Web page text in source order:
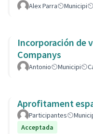
Alex Parra Municipi
Incorporación de
Companys
Antonio Municipi
Aprofitament
Participantes
Acceptada